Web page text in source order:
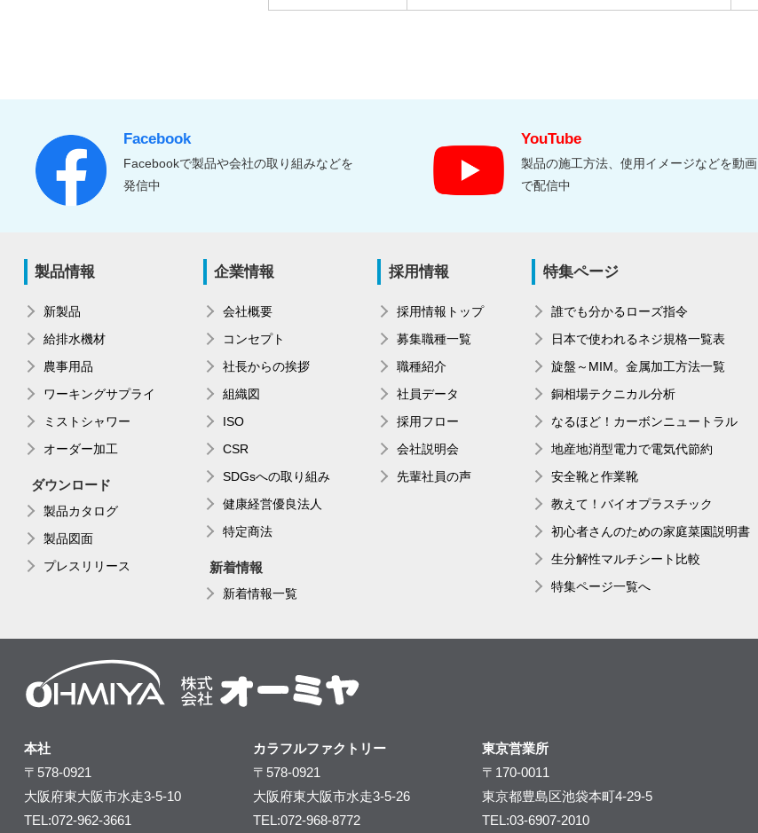
Facebook
Facebookで製品や会社の取り組みなどを
発信中
YouTube
製品の施工方法、使用イメージなどを動画
で配信中
製品情報
新製品
給排水機材
農事用品
ワーキングサプライ
ミストシャワー
オーダー加工
ダウンロード
製品カタログ
製品図面
プレスリリース
企業情報
会社概要
コンセプト
社長からの挨拶
組織図
ISO
CSR
SDGsへの取り組み
健康経営優良法人
特定商法
新着情報
新着情報一覧
採用情報
採用情報トップ
募集職種一覧
職種紹介
社員データ
採用フロー
会社説明会
先輩社員の声
特集ページ
誰でも分かるローズ指令
日本で使われるネジ規格一覧表
旋盤～MIM。金属加工方法一覧
銅相場テクニカル分析
なるほど！カーボンニュートラル
地産地消型電力で電気代節約
安全靴と作業靴
教えて！バイオプラスチック
初心者さんのための家庭菜園説明書
生分解性マルチシート比較
特集ページ一覧へ
本社
〒578-0921
大阪府東大阪市水走3-5-10
TEL:072-962-3661
カラフルファクトリー
〒578-0921
大阪府東大阪市水走3-5-26
TEL:072-968-8772
東京営業所
〒170-0011
東京都豊島区池袋本町4-29-5
TEL:03-6907-2010